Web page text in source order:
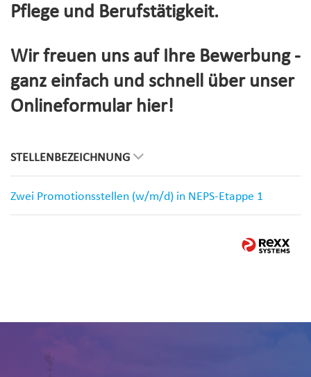
Pflege und Berufstätigkeit.
Wir freuen uns auf Ihre Bewerbung -
ganz einfach und schnell über unser
Onlineformular hier!
STELLENBEZEICHNUNG
Zwei Promotionsstellen (w/m/d) in NEPS-Etappe 1